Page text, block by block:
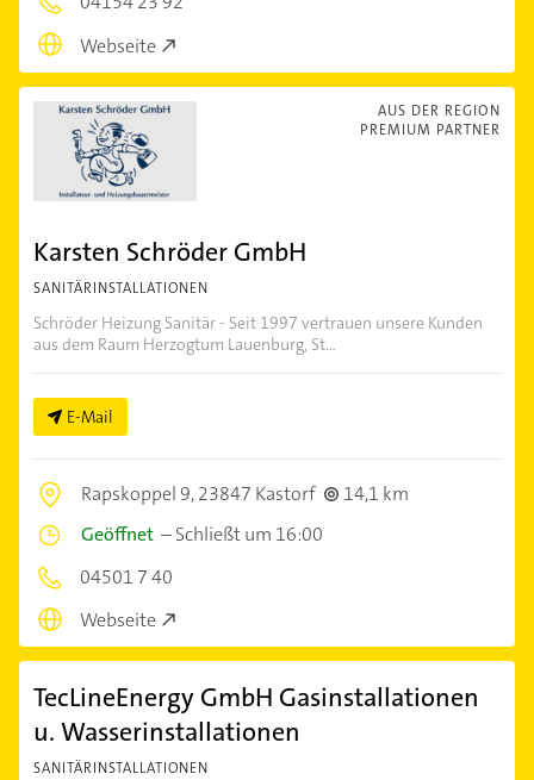
Webseite
AUS DER REGION
PREMIUM PARTNER
Karsten Schröder GmbH
SANITÄRINSTALLATIONEN
Schröder Heizung Sanitär - Seit 1997 vertrauen unsere Kunden
aus dem Raum Herzogtum Lauenburg, St...
E-Mail
Rapskoppel 9,23847 Kastorf
14,1 km
Geöffnet –Schließt um 16:00
04501 7 40
Webseite
TecLineEnergy GmbH Gasinstallationen
u. Wasserinstallationen
SANITÄRINSTALLATIONEN